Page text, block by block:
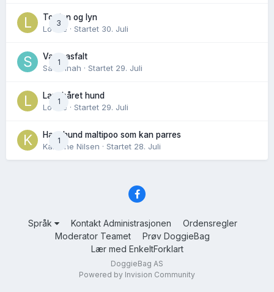
3
Torden og lyn
Lovise · Startet 30. Juli
1
Varm asfalt
Savannah · Startet 29. Juli
1
Langhåret hund
Lovise · Startet 29. Juli
1
Hannhund maltipoo som kan parres
Karoline Nilsen · Startet 28. Juli
Språk Kontakt Administrasjonen
Ordensregler
Moderator Teamet
Prøv DoggieBag
Lær med EnkeltForklart
DoggieBag AS
Powered by Invision Community